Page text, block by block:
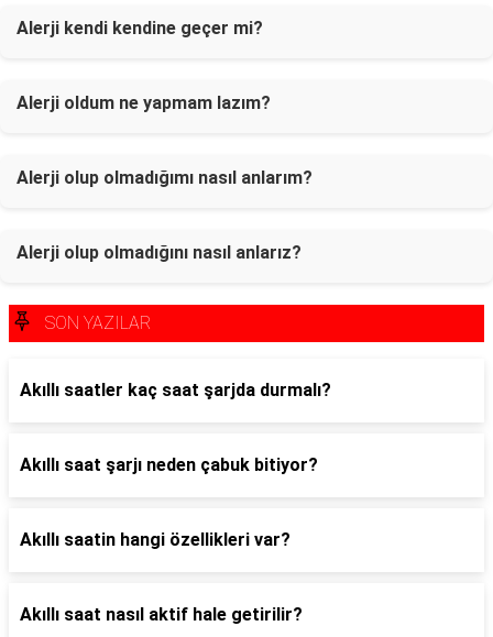
Alerji kendi kendine geçer mi?
Alerji oldum ne yapmam lazım?
Alerji olup olmadığımı nasıl anlarım?
Alerji olup olmadığını nasıl anlarız?
SON YAZILAR
Akıllı saatler kaç saat şarjda durmalı?
Akıllı saat şarjı neden çabuk bitiyor?
Akıllı saatin hangi özellikleri var?
Akıllı saat nasıl aktif hale getirilir?